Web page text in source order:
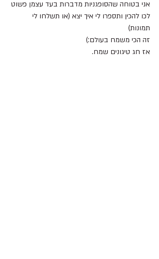
אני בטוחה שהסופגניות מדברות בעד עצמן פשוט
לכו להכין ותספרו לי איך יצא (או תשלחו לי
תמונות)
זה הכי משמח בעולם:)
אז חג טיגונים שמח.